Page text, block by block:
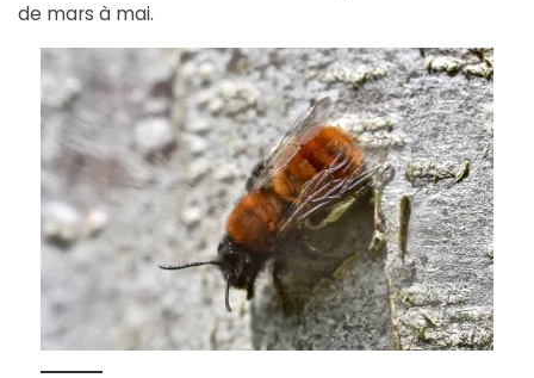
de mars à mai.